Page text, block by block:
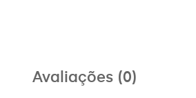
Avaliações (0)